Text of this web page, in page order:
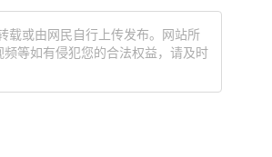
或由网民自行上传发布。网站所
等如有侵犯您的合法权益，请及时